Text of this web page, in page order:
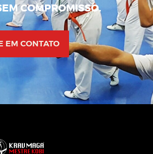
COMPROMISSO.
EM CONTATO